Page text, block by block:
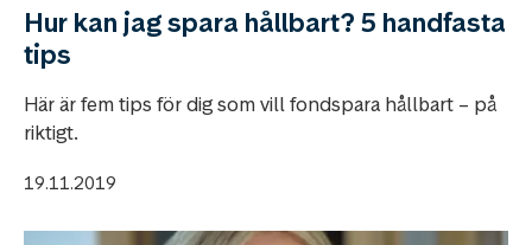
Hur kan jag spara hållbart? 5 handfasta
tips
Här är fem tips för dig som vill fondspara hållbart – på
riktigt.
19.11.2019